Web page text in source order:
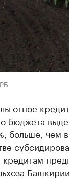
бюджета
больше, чем
кредитам